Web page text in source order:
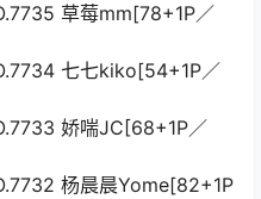
草莓mm[78+1P／
七七kiko[54+1P／
娇喘JC[68+1P／
杨晨晨Yome[82+1P